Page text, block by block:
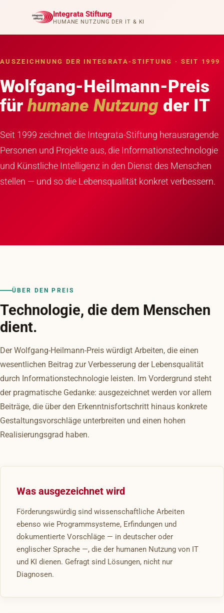
Integrata Stiftung
HUMANE NUTZUNG DER IT & KI
AUSZEICHNUNG DER INTEGRATA-STIFTUNG · SEIT 1999
Wolfgang-Heilmann-Preis
fürhumane Nutzung der IT
Seit 1999 zeichnet die Integrata-Stiftung herausragende
Personen und Projekte aus, die Informationstechnologie
und Künstliche Intelligenz in den Dienst des Menschen
stellen — und so die Lebensqualität konkret verbessern.
ÜBER DEN PREIS
Technologie, die dem Menschen
dient.
Der Wolfgang-Heilmann-Preis würdigt Arbeiten, die einen
wesentlichen Beitrag zur Verbesserung der Lebensqualität
durch Informationstechnologie leisten. Im Vordergrund steht
der pragmatische Gedanke: ausgezeichnet werden vor allem
Beiträge, die über den Erkenntnisfortschritt hinaus konkrete
Gestaltungsvorschläge unterbreiten und einen hohen
Realisierungsgrad haben.
Was ausgezeichnet wird
Förderungswürdig sind wissenschaftliche Arbeiten
ebenso wie Programmsysteme, Erfindungen und
dokumentierte Vorschläge — in deutscher oder
englischer Sprache —, die der humanen Nutzung von IT
und KI dienen. Gefragt sind Lösungen, nicht nur
Diagnosen.